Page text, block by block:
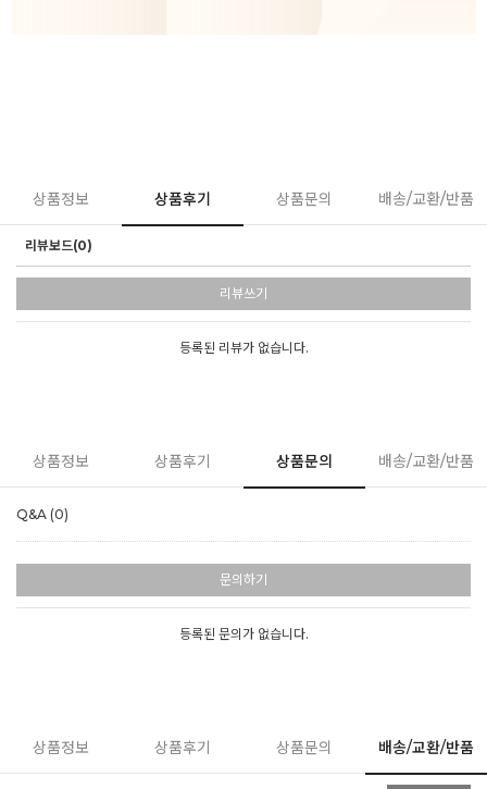
상품정보 상품후기 상품문의 배송/교환/반품
리뷰보드(0)
리뷰쓰기
등록된 리뷰가 없습니다.
상품정보 상품후기 상품문의 배송/교환/반품
Q&A (0)
문의하기
등록된 문의가 없습니다.
상품정보 상품후기 상품문의 배송/교환/반품